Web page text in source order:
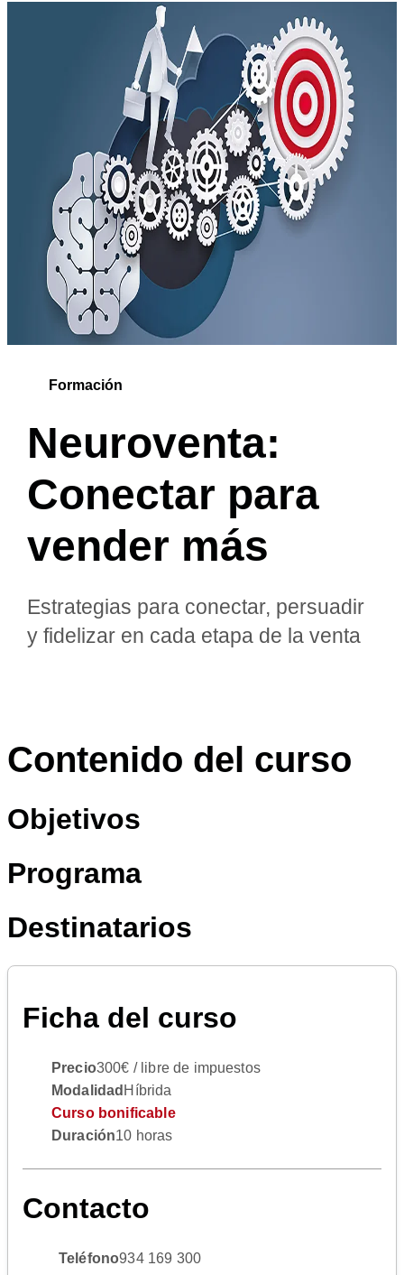
Formación
Neuroventa:
Conectar para
vender más
Estrategias para conectar, persuadir
y fidelizar en cada etapa de la venta
Contenido del curso
Objetivos
Programa
Destinatarios
Ficha del curso
Precio300€ / libre de impuestos
Modalidad Híbrida
Curso bonificable
Duración10 horas
Contacto
Teléfono934 169 300